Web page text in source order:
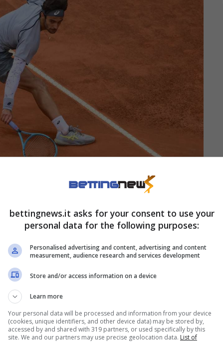
(AnsaFoto) – Bettingnews.it
il bilancio racconta di un perfetto
nel 2022 sul cemento indoor di Parigi-
ha dominato il confronto sullaterra rossa di
è anche vero che da quel match sono
a quel tempo, uno dei primi 10 migliori
tra l’altro, una sfida più aperta
settimane di tensione per la difesa della
bettingnews.it asks for your consent to use your
personal data for the following purposes:
Personalised advertising and content, advertising and content
measurement, audience research and services development
Store and/or access information on a device
Learn more
Your personal data will be processed and information from your device
(cookies, unique identifiers, and other device data) may be stored by,
accessed by and shared with 319 partners, or used specifically by this
site. We and our partners may use precise geolocation data. List of